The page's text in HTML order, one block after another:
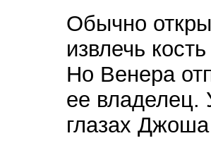
Обычно
извлечь
Но Венера
ее владелец.
глазах